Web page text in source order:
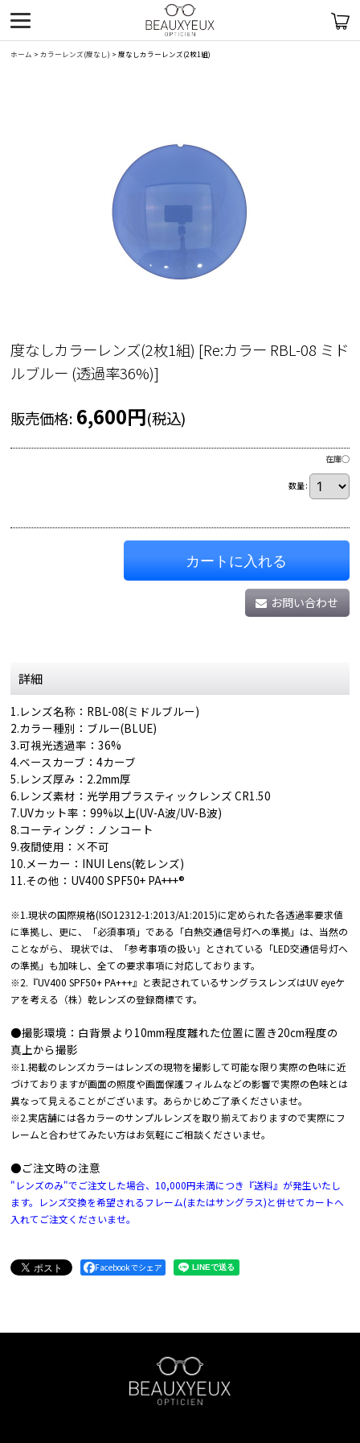
ホーム > カラーレンズ(度なし) > 度なしカラーレンズ(2枚1組)
度なしカラーレンズ(2枚1組) [Re:カラー RBL-08 ミド
ルブルー (透過率36%)]
販売価格: 6,600円(税込)
在庫◯
数量:
カートに入れる
お問い合わせ
詳細
1.レンズ名称：RBL-08(ミドルブルー)
2.カラー種別：ブルー(BLUE)
3.可視光透過率：36%
4.ベースカーブ：4カーブ
5.レンズ厚み：2.2mm厚
6.レンズ素材：光学用プラスティックレンズ CR1.50
7.UVカット率：99%以上(UV-A波/UV-B波)
8.コーティング：ノンコート
9.夜間使用：×不可
10.メーカー：INUI Lens(乾レンズ)
11.その他：UV400 SPF50+ PA+++®︎
※1.現状の国際規格(ISO12312-1:2013/A1:2015)に定められた各透過率要求値
に準拠し、更に、「必須事項」である「白熱交通信号灯への準拠」は、当然の
ことながら、 現状では、「参考事項の扱い」とされている「LED交通信号灯へ
の準拠」も加味し、全ての要求事項に対応しております。
※2.『UV400 SPF50+ PA+++』と表記されているサングラスレンズはUV eyeケ
アを考える（株）乾レンズの登録商標です。
●撮影環境：白背景より10mm程度離れた位置に置き20cm程度の
真上から撮影
※1.掲載のレンズカラーはレンズの現物を撮影して可能な限り実際の色味に近
づけておりますが画面の照度や画面保護フィルムなどの影響で実際の色味とは
異なって見えることがございます。あらかじめご了承くださいませ。
※2.実店舗には各カラーのサンプルレンズを取り揃えておりますので実際にフ
レームと合わせてみたい方はお気軽にご相談くださいませ。
●ご注文時の注意
"レンズのみ"でご注文した場合、10,000円未満につき『送料』が発生いたし
ます。レンズ交換を希望されるフレーム(またはサングラス)と併せてカートへ
入れてご注文くださいませ。
Facebookでシェア